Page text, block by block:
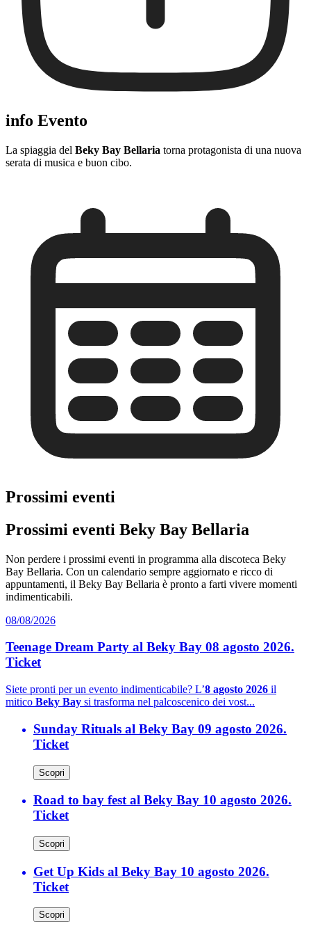
info Evento
La spiaggia del Beky Bay Bellaria torna protagonista di una nuova
serata di musica e buon cibo.
Prossimi eventi
Prossimi eventi Beky Bay Bellaria
Non perdere i prossimi eventi in programma alla discoteca Beky
Bay Bellaria. Con un calendario sempre aggiornato e ricco di
appuntamenti, il Beky Bay Bellaria è pronto a farti vivere momenti
indimenticabili.
08/08/2026
Teenage Dream Party al Beky Bay 08 agosto 2026.
Ticket
Siete pronti per un evento indimenticabile? L’8 agosto 2026 il
mitico Beky Bay si trasforma nel palcoscenico dei vost...
Sunday Rituals al Beky Bay 09 agosto 2026.
Ticket
Scopri
Road to bay fest al Beky Bay 10 agosto 2026.
Ticket
Scopri
Get Up Kids al Beky Bay 10 agosto 2026.
Ticket
Scopri